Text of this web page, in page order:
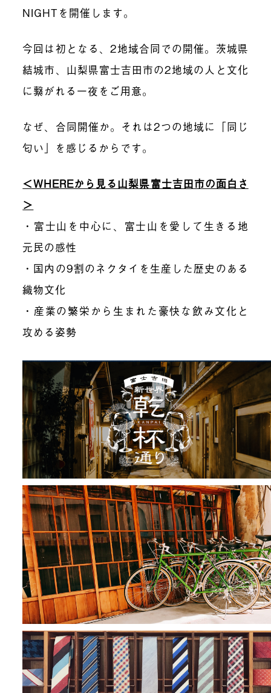
NIGHTを開催します。
今回は初となる、2地域合同での開催。茨城県
結城市、山梨県富士吉田市の2地域の人と文化
に繋がれる一夜をご用意。
なぜ、合同開催か。それは2つの地域に「同じ
匂い」を感じるからです。
＜WHEREから見る山梨県富士吉田市の面白さ
＞
・富士山を中心に、富士山を愛して生きる地
元民の感性
・国内の9割のネクタイを生産した歴史のある
織物文化
・産業の繁栄から生まれた豪快な飲み文化と
攻める姿勢